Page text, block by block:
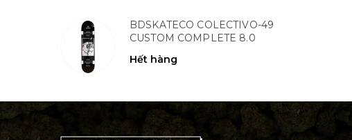
BDSKATECO COLECTIVO-49
CUSTOM COMPLETE 8.0
Hết hàng